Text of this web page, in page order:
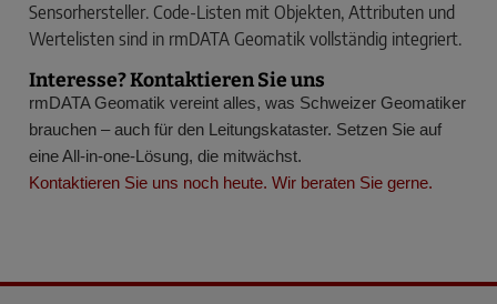
Sensorhersteller. Code-Listen mit Objekten, Attributen und
Wertelisten sind in rmDATA Geomatik vollständig integriert.
Interesse? Kontaktieren Sie uns
rmDATA Geomatik vereint alles, was Schweizer Geomatiker
brauchen – auch für den Leitungskataster. Setzen Sie auf
eine All-in-one-Lösung, die mitwächst.
Kontaktieren Sie uns noch heute. Wir beraten Sie gerne.